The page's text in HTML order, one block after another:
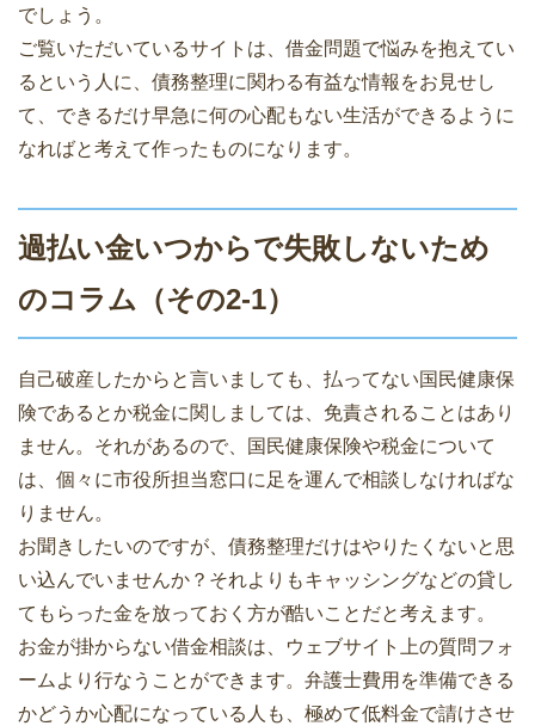
でしょう。
ご覧いただいているサイトは、借金問題で悩みを抱えてい
るという人に、債務整理に関わる有益な情報をお見せし
て、できるだけ早急に何の心配もない生活ができるように
なればと考えて作ったものになります。
過払い金いつからで失敗しないため
のコラム（その2-1）
自己破産したからと言いましても、払ってない国民健康保
険であるとか税金に関しましては、免責されることはあり
ません。それがあるので、国民健康保険や税金について
は、個々に市役所担当窓口に足を運んで相談しなければな
りません。
お聞きしたいのですが、債務整理だけはやりたくないと思
い込んでいませんか？それよりもキャッシングなどの貸し
てもらった金を放っておく方が酷いことだと考えます。
お金が掛からない借金相談は、ウェブサイト上の質問フォ
ームより行なうことができます。弁護士費用を準備できる
かどうか心配になっている人も、極めて低料金で請けさせ